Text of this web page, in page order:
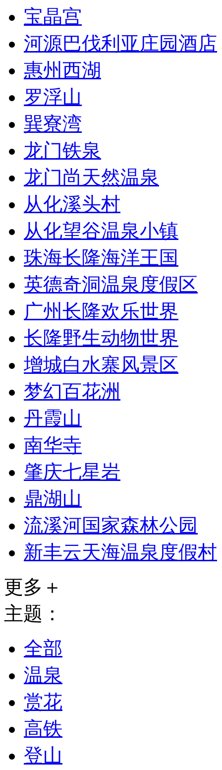
宝晶宫
河源巴伐利亚庄园酒店
惠州西湖
罗浮山
巽寮湾
龙门铁泉
龙门尚天然温泉
从化溪头村
从化望谷温泉小镇
珠海长隆海洋王国
英德奇洞温泉度假区
广州长隆欢乐世界
长隆野生动物世界
增城白水寨风景区
梦幻百花洲
丹霞山
南华寺
肇庆七星岩
鼎湖山
流溪河国家森林公园
新丰云天海温泉度假村
更多＋
主题：
全部
温泉
赏花
高铁
登山